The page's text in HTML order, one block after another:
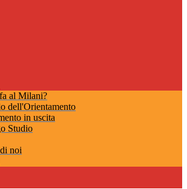
al Milani?
dell'Orientamento
in uscita
Studio
noi